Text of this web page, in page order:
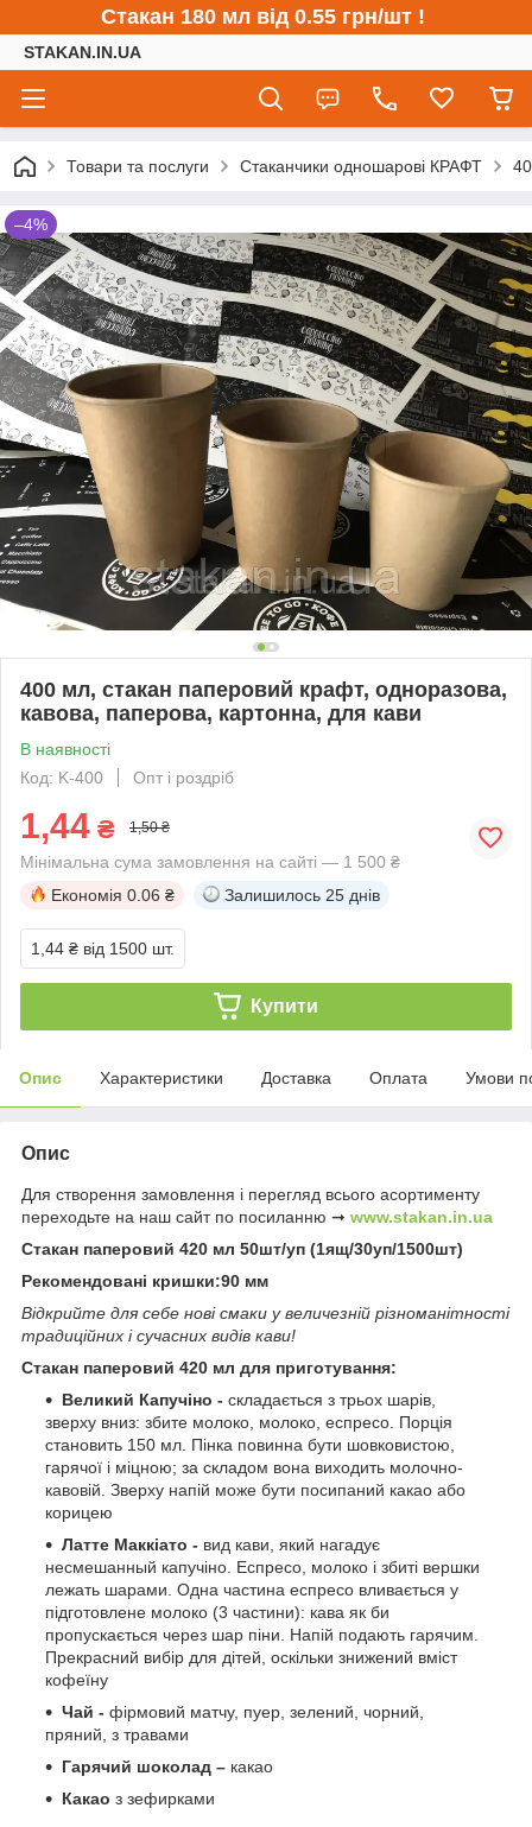
Стакан 180 мл від 0.55 грн/шт !
STAKAN.IN.UA
Товари та послуги Стаканчики одношарові КРАФТ
–4%
400 мл, стакан паперовий крафт, одноразова,
кавова, паперова, картонна, для кави
В наявності
Код: K-400
Опт і роздріб
1,44 ₴ 1,50 ₴
Мінімальна сума замовлення на сайті — 1 500 ₴
Економія 0.06 ₴ Залишилось 25 днів
1,44 ₴ від 1500 шт.
Купити
Опис Характеристики Доставка Оплата Умови
Опис
Для створення замовлення і перегляд всього асортименту
переходьте на наш сайт по посиланню ➞ www.stakan.in.ua
Стакан паперовий 420 мл 50шт/уп (1ящ/30уп/1500шт)
Рекомендовані кришки:90 мм
Відкрийте для себе нові смаки у величезній різноманітності
традиційних і сучасних видів кави!
Стакан паперовий 420 мл для приготування:
Великий Капучіно - складається з трьох шарів,
зверху вниз: збите молоко, молоко, еспресо. Порція
становить 150 мл. Пінка повинна бути шовковистою,
гарячої і міцною; за складом вона виходить молочно-
кавовій. Зверху напій може бути посипаний какао або
корицею
Латте Маккіато - вид кави, який нагадує
несмешанный капучіно. Еспресо, молоко і збиті вершки
лежать шарами. Одна частина еспресо вливається у
підготовлене молоко (3 частини): кава як би
пропускається через шар піни. Напій подають гарячим.
Прекрасний вибір для дітей, оскільки знижений вміст
кофеїну
Чай - фірмовий матчу, пуер, зелений, чорний,
пряний, з травами
Гарячий шоколад – какао
Какао з зефирками